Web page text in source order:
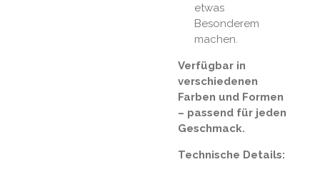
etwas
Besonderem
machen.
Verfügbar in
verschiedenen
Farben und Formen
– passend für jeden
Geschmack.
Technische Details: